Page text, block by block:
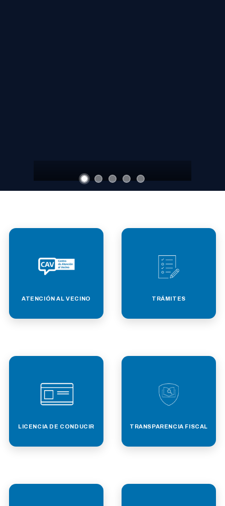
ATENCIÓN AL VECINO TRÁMITES
LICENCIA DE CONDUCIR TRANSPARENCIA FISCAL